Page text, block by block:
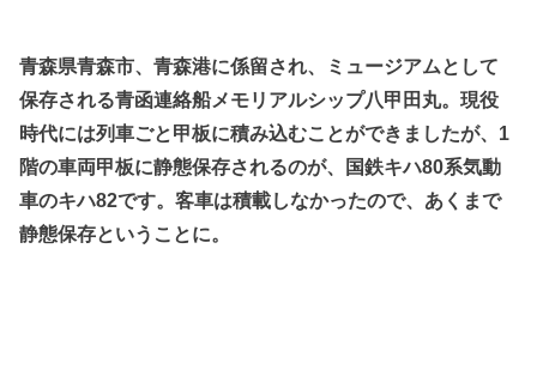
青森県青森市、青森港に係留され、ミュージアムとして
保存される青函連絡船メモリアルシップ八甲田丸。現役
時代には列車ごと甲板に積み込むことができましたが、1
階の車両甲板に静態保存されるのが、国鉄キハ80系気動
車のキハ82です。客車は積載しなかったので、あくまで
静態保存ということに。